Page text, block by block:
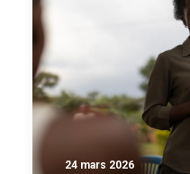
24 mars 2026